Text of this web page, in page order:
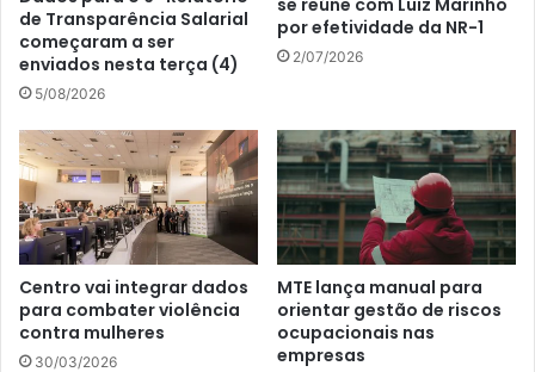
de Transparência Salarial
começaram a ser
enviados nesta terça (4)
5/08/2026
por efetividade da NR-1
2/07/2026
Centro vai integrar dados
para combater violência
contra mulheres
30/03/2026
MTE lança manual para
orientar gestão de riscos
ocupacionais nas
empresas